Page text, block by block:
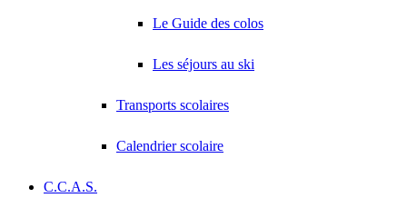
Le Guide des colos
Les séjours au ski
Transports scolaires
Calendrier scolaire
C.C.A.S.